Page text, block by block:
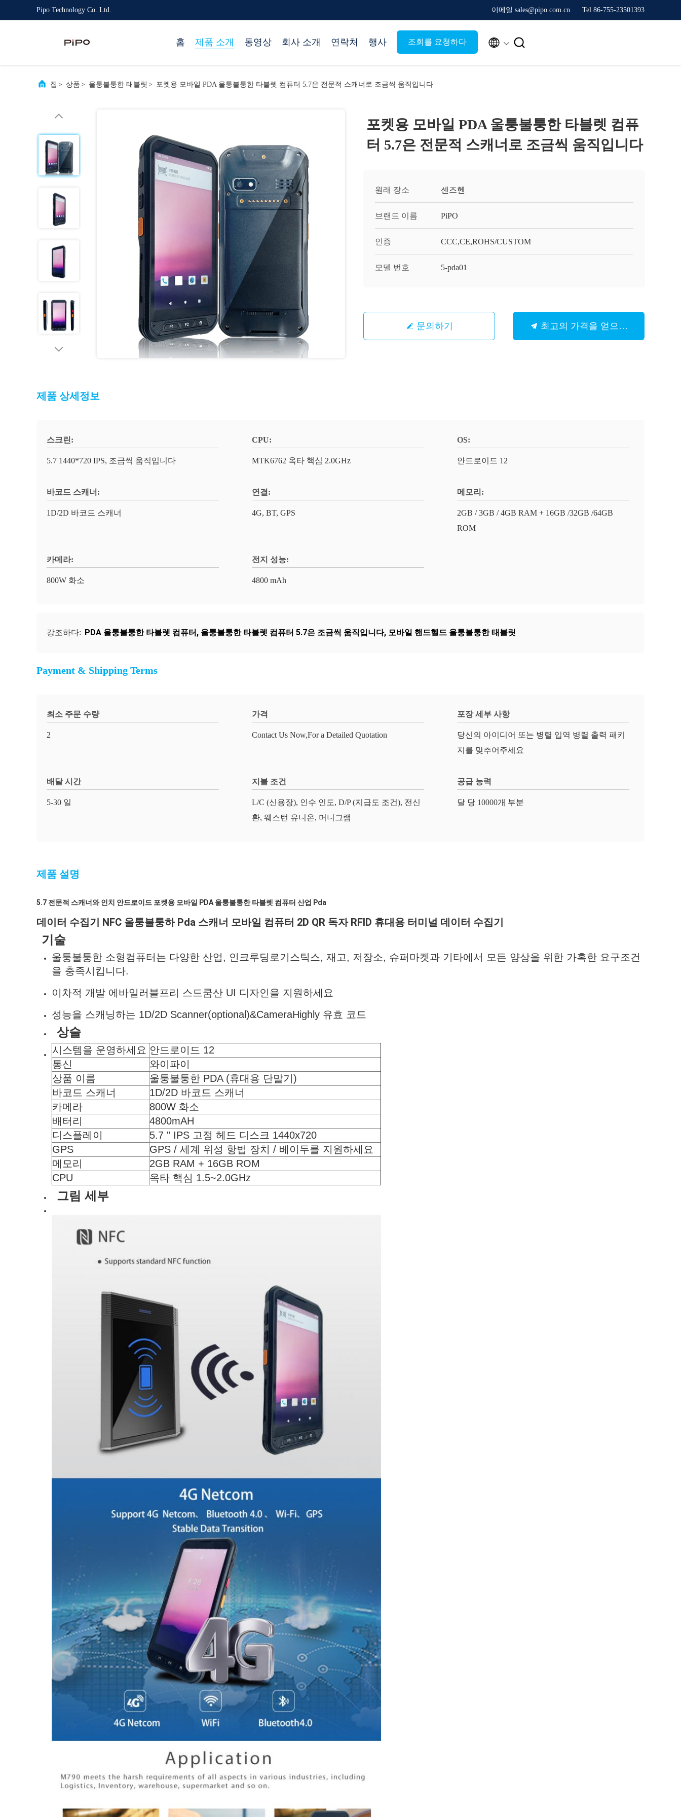
Pipo Technology Co. Ltd. 이메일 sales@pipo.com.cn Tel 86-755-23501393
홈 제품 소개 동영상 회사 소개 연락처 행사 조회를 요청하다  
집 > 상품 > 울퉁불퉁한 태블릿 > 포켓용 모바일 PDA 울퉁불퉁한 타블렛 컴퓨터 5.7은 전문적 스캐너로 조금씩 움직입니다
포켓용 모바일 PDA 울퉁불퉁한 타블렛 컴퓨
터 5.7은 전문적 스캐너로 조금씩 움직입니다
원래 장소 센즈헨
브랜드 이름 PiPO
인증 CCC,CE,ROHS/CUSTOM
모델 번호 5-pda01
문의하기 최고의 가격을 얻으십시오
제품 상세정보
스크린:
5.7 1440*720 IPS, 조금씩 움직입니다
CPU:
MTK6762 옥타 핵심 2.0GHz
OS:
안드로이드 12
바코드 스캐너:
1D/2D 바코드 스캐너
연결:
4G, BT, GPS
메모리:
2GB / 3GB / 4GB RAM + 16GB /32GB /64GB
ROM
카메라:
800W 화소
전지 성능:
4800 mAh
강조하다: PDA 울퉁불퉁한 타블렛 컴퓨터, 울퉁불퉁한 타블렛 컴퓨터 5.7은 조금씩 움직입니다, 모바일 핸드헬드 울퉁불퉁한 태블릿
Payment & Shipping Terms
최소 주문 수량
2
가격
Contact Us Now,For a Detailed Quotation
포장 세부 사항
당신의 아이디어 또는 병렬 입역 병렬 출력 패키
지를 맞추어주세요
배달 시간
5-30 일
지불 조건
L/C (신용장), 인수 인도, D/P (지급도 조건), 전신
환, 웨스턴 유니온, 머니그램
공급 능력
달 당 10000개 부분
제품 설명
5.7 전문적 스캐너와 인치 안드로이드 포켓용 모바일 PDA 울퉁불퉁한 타블렛 컴퓨터 산업 Pda
데이터 수집기 NFC 울퉁불퉁하 Pda 스캐너 모바일 컴퓨터 2D QR 독자 RFID 휴대용 터미널 데이터 수집기
기술
울퉁불퉁한 소형컴퓨터는 다양한 산업, 인크루딩로기스틱스, 재고, 저장소, 슈퍼마켓과 기타에서 모든 양상을 위한 가혹한 요구조건
을 충족시킵니다.
이차적 개발 에바일러블프리 스드쿰산 UI 디자인을 지원하세요
성능을 스캐닝하는 1D/2D Scanner(optional)&CameraHighly 유효 코드
상술
시스템을 운영하세요 안드로이드 12
통신
와이파이
상품 이름
울퉁불퉁한 PDA (휴대용 단말기)
바코드 스캐너
1D/2D 바코드 스캐너
카메라
800W 화소
배터리
4800mAH
디스플레이
5.7 " IPS 고정 헤드 디스크 1440x720
GPS
GPS / 세계 위성 항법 장치 / 베이두를 지원하세요
메모리
2GB RAM + 16GB ROM
CPU
옥타 핵심 1.5~2.0GHz
그림 세부